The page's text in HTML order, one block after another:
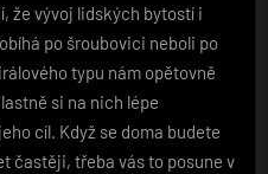
že vývoj lidských bytostí i
po šroubovici neboli po
typu nám opětovně
si na nich lépe
cíl. Když se doma budete
častěji, třeba vás to posune v